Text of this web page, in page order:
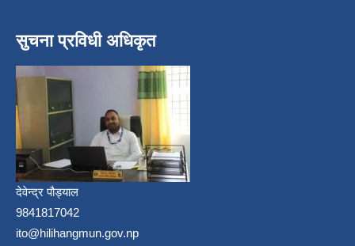
सुचना प्रविधी अधिकृत
देवेन्द्र पौड्याल
9841817042
ito@hilihangmun.gov.np